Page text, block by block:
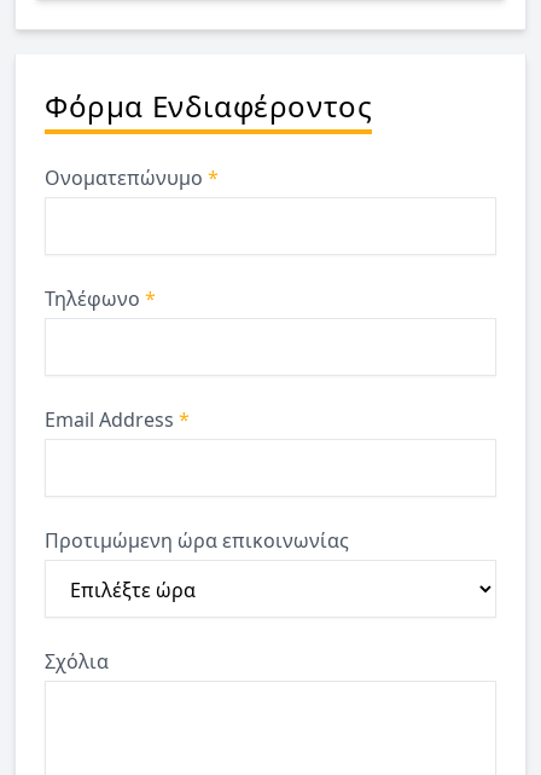
Φόρμα Ενδιαφέροντος
Ονοματεπώνυμο *
Τηλέφωνο *
Email Address *
Προτιμώμενη ώρα επικοινωνίας
Σχόλια